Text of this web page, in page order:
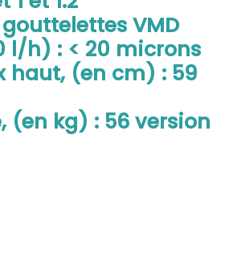
VMD
l/h) : < 20 microns
haut, (en cm) : 59
(en kg) : 56 version